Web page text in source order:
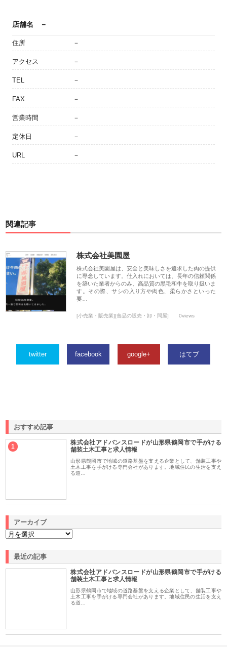
店舗名 －
住所 －
アクセス －
TEL －
FAX －
営業時間 －
定休日 －
URL －
関連記事
株式会社美園屋
株式会社美園屋は、安全と美味しさを追求した肉の提供
に専念しています。仕入れにおいては、長年の信頼関係
を築いた業者からのみ、高品質の黒毛和牛を取り扱いま
す。その際、サシの入り方や肉色、柔らかさといった
要…
[小売業・販売業][食品の販売・卸・問屋] 0views
twitter facebook google+ はてブ
おすすめ記事
1
株式会社アドバンスロードが山形県鶴岡市で手がける
舗装土木工事と求人情報
山形県鶴岡市で地域の道路基盤を支える企業として、舗装工事や
土木工事を手がける専門会社があります。地域住民の生活を支え
る道…
アーカイブ
最近の記事
株式会社アドバンスロードが山形県鶴岡市で手がける
舗装土木工事と求人情報
山形県鶴岡市で地域の道路基盤を支える企業として、舗装工事や
土木工事を手がける専門会社があります。地域住民の生活を支え
る道…